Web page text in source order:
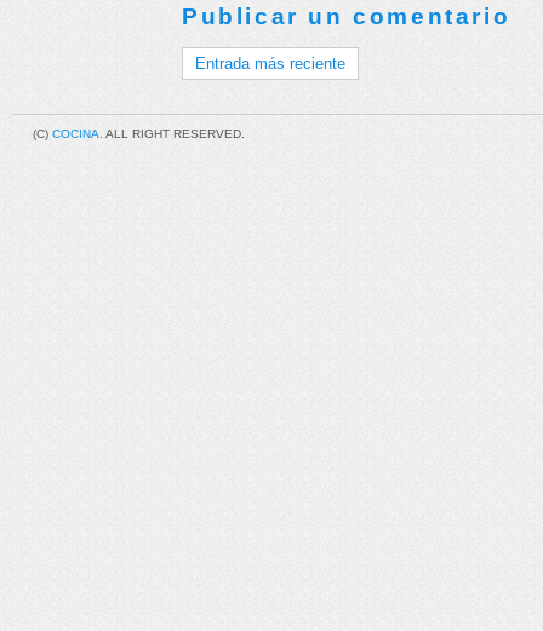
Publicar un comentario
Entrada más reciente
(C) COCINA . ALL RIGHT RESERVED.